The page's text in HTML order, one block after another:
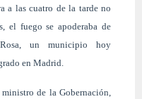
a las cuatro de la tarde no
el fuego se apoderaba de
un municipio hoy
en Madrid.
de la Gobernación,